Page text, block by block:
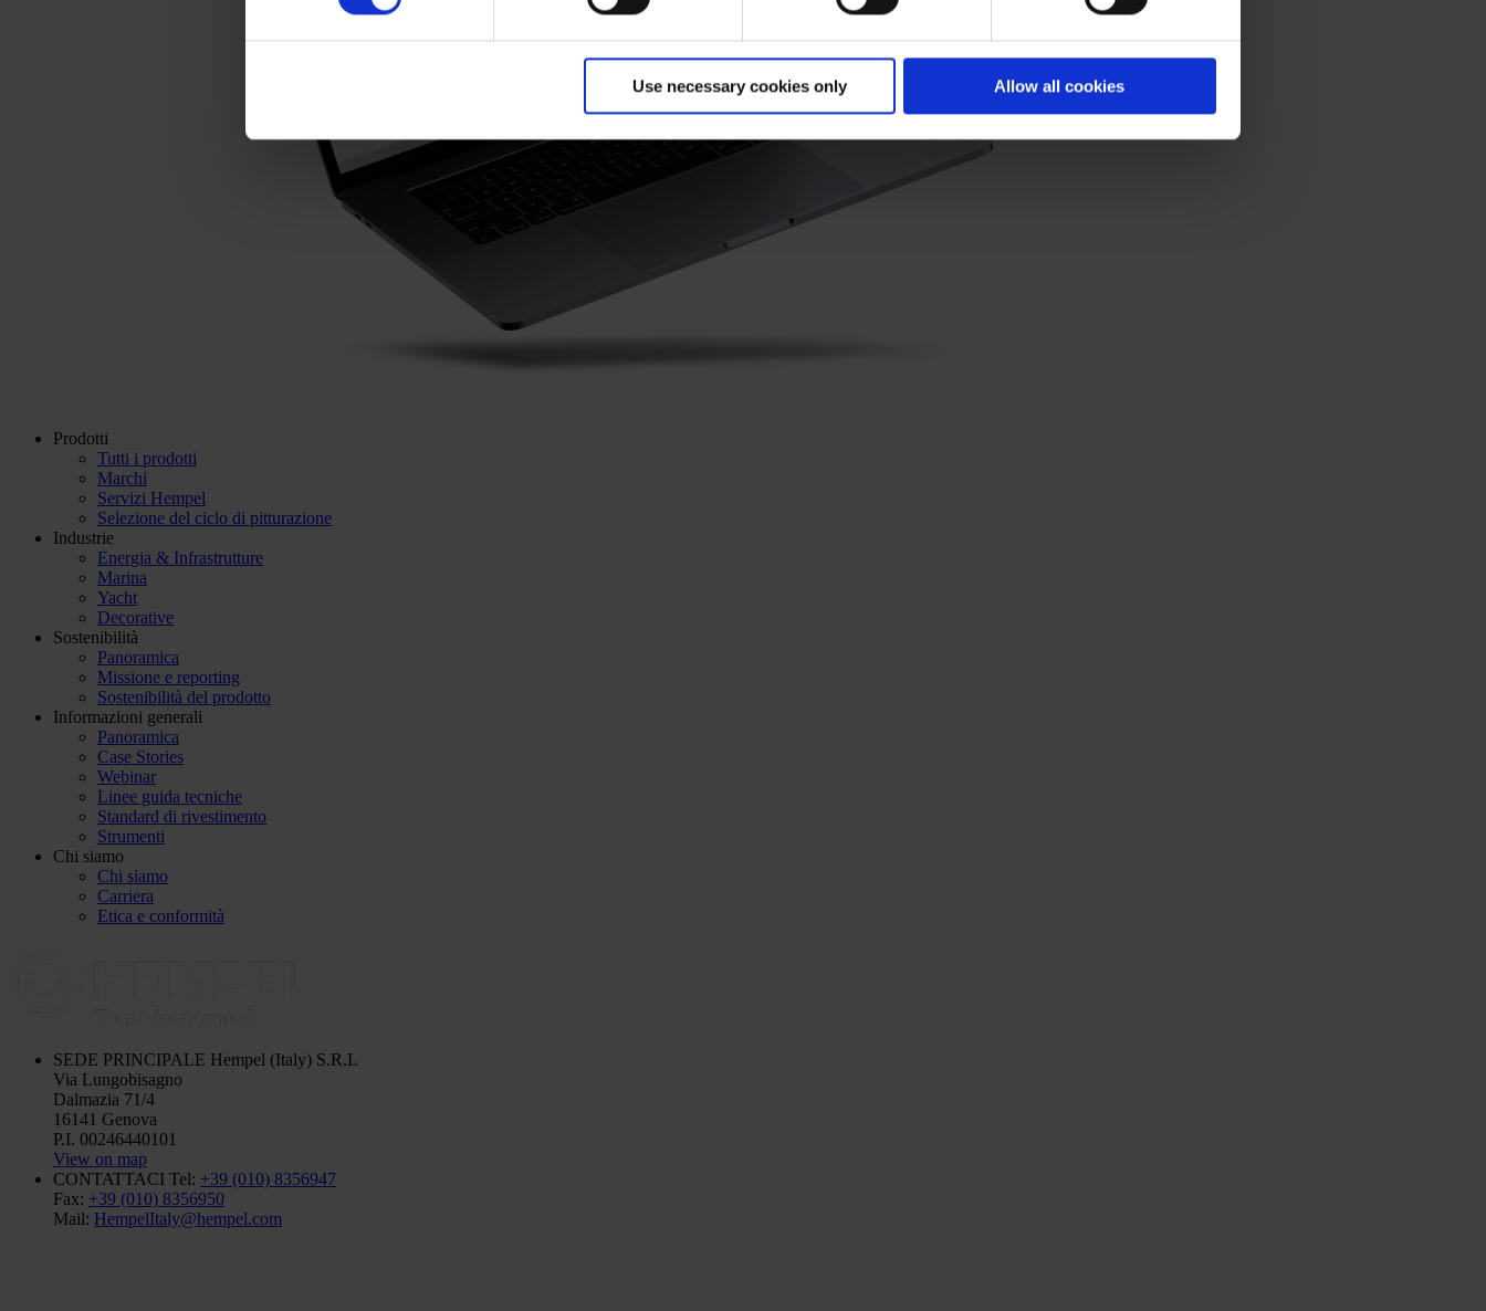
Use necessary cookies only Allow all cookies
Prodotti
Tutti i prodotti
Marchi
Servizi Hempel
Selezione del ciclo di pitturazione
Industrie
Energia & Infrastrutture
Marina
Yacht
Decorative
Sostenibilità
Panoramica
Missione e reporting
Sostenibilità del prodotto
Informazioni generali
Panoramica
Case Stories
Webinar
Linee guida tecniche
Standard di rivestimento
Strumenti
Chi siamo
Chi siamo
Carriera
Etica e conformità
SEDE PRINCIPALE Hempel (Italy) S.R.L
Via Lungobisagno
Dalmazia 71/4
16141 Genova
P.I. 00246440101
View on map
CONTATTACI Tel: +39 (010) 8356947
Fax: +39 (010) 8356950
Mail: HempelItaly@hempel.com